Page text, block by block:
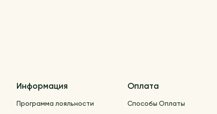
Информация
Программа лояльности
Оплата
Способы Оплаты